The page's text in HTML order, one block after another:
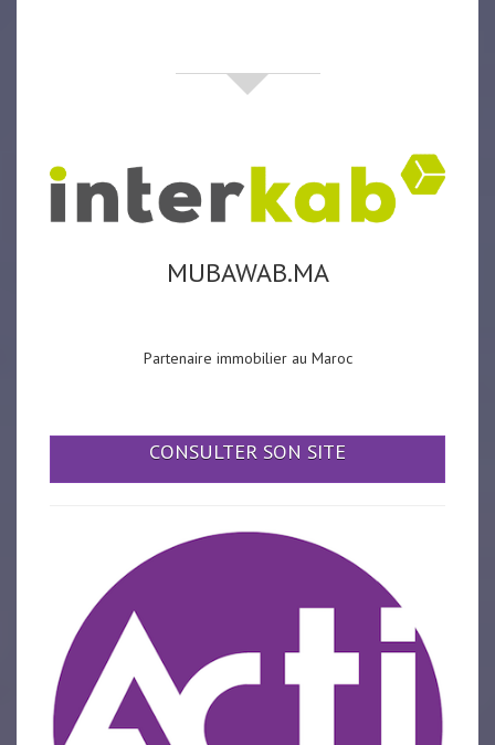
MUBAWAB.MA
Partenaire immobilier au Maroc
CONSULTER SON SITE